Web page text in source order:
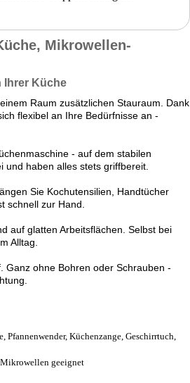
Mikrowellen-
Ihrer Küche
Raum zusätzlichen Stauraum. Dank
flexibel an Ihre Bedürfnisse an -
- auf dem stabilen
und haben alles stets griffbereit.
Sie Kochutensilien, Handtücher
schnell zur Hand.
auf glatten Arbeitsflächen. Selbst bei
Alltag.
Ganz ohne Bohren oder Schrauben -
Pfannenwender, Küchenzange, Geschirrtuch,
geeignet